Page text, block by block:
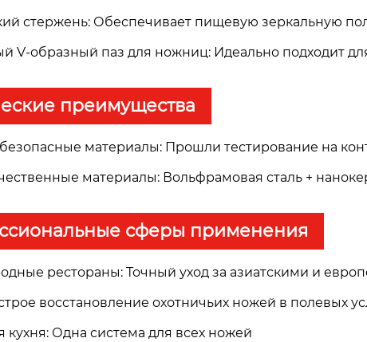
стержень: Обеспечивает пищевую зеркальную
V-образный паз для ножниц: Идеально подходит
преимущества
материалы: Прошли тестирование на
материалы: Вольфрамовая сталь +
сферы применения
рестораны: Точный уход за азиатскими и
восстановление охотничьих ножей в полевых
Одна система для всех ножей